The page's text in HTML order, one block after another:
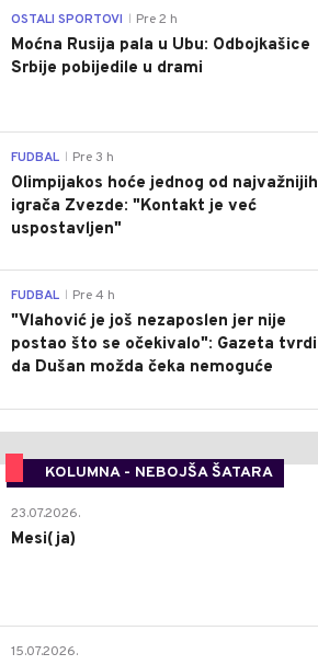
OSTALI SPORTOVI Pre 2 h
Moćna Rusija pala u Ubu: Odbojkašice
Srbije pobijedile u drami
FUDBAL Pre 3 h
Olimpijakos hoće jednog od najvažnijih
igrača Zvezde: "Kontakt je već
uspostavljen"
FUDBAL Pre 4 h
"Vlahović je još nezaposlen jer nije
postao što se očekivalo": Gazeta tvrdi
da Dušan možda čeka nemoguće
KOLUMNA - NEBOJŠA ŠATARA
23.07.2026.
Mesi(ja)
15.07.2026.